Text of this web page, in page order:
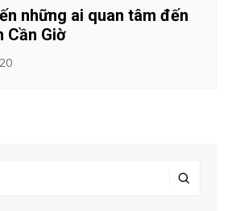
những ai quan tâm đến
Cần Giờ